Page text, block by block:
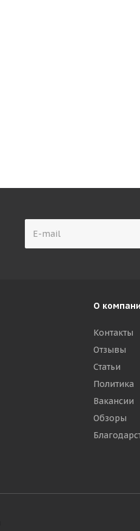
О
Контакты
Отзывы
Статьи
Политика
Вакансии
Обзоры